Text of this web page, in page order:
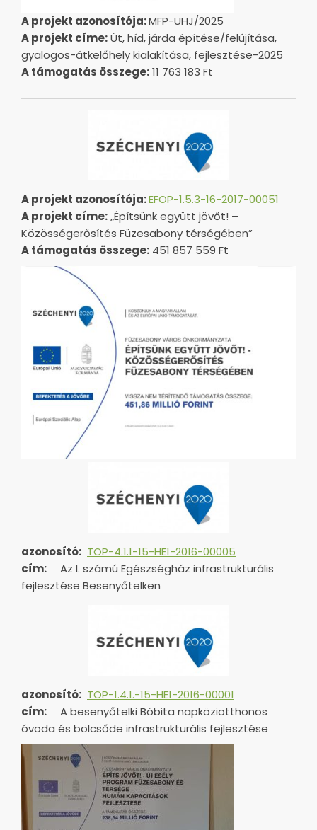
A projekt azonosítója:MFP-UHJ/2025
A projekt címe:Út, híd, járda építése/felújítása,
gyalogos-átkelőhely kialakítása, fejlesztése-2025
A támogatás összege:11 763 183 Ft
A projekt azonosítója:EFOP-1.5.3-16-2017-00051
A projekt címe:„Építsünk együtt jövőt! –
Közösségerősítés Füzesabony térségében”
A támogatás összege: 451 857 559 Ft
azonosító: TOP-4.1.1-15-HE1-2016-00005
cím:
Az I. számú Egészségház infrastrukturális
fejlesztése Besenyőtelken
azonosító: TOP-1.4.1.-15-HE1-2016-00001
cím:
A besenyőtelki Bóbita napköziotthonos
óvoda és bölcsőde infrastrukturális fejlesztése